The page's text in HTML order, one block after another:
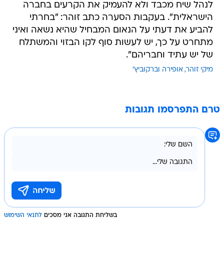
לנהל שיח מכבד ולא להעמיק את הקרעים בחברה
הישראלית". בעקבות הסערה כתב זוהר: "בחרתי
להביע את דעתי על הנאום המבחיל שהיא נשאה ואיני
מתחרט על כך, יש לעשות סוף לקו הבזוי והמשתלח
של יש עתיד וחבריהם".
מיקי זוהר אופירה וברקוביץ'
טרם התפרסמו תגובות
בשליחת התגובה אני מסכים לתנאי השימוש